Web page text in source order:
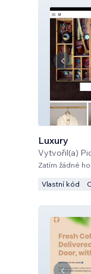
Luxury
Vytvořil(a)
Zatím žádné
Vlastní kód